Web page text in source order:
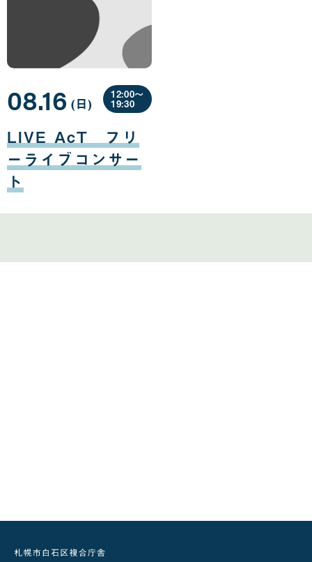
LIVE AcT フリ
ーライブコンサー
ト
08.16
月
16
日
(日曜
日
)
12:00〜
19:30